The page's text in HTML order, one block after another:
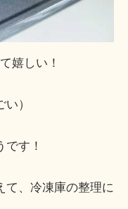
嬉しい！
）
す！
て、冷凍庫の整理に